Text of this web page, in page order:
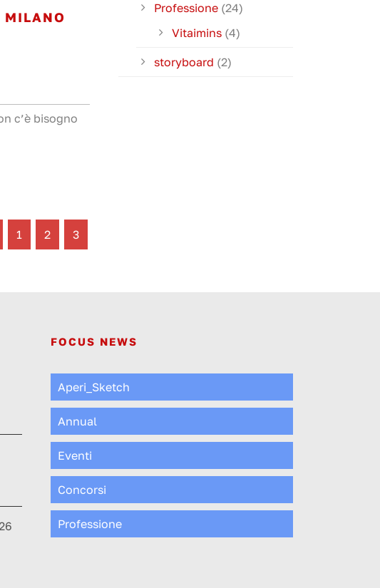
MILANO
c’è bisogno
1 2 3
Professione (24)
Vitaimins (4)
storyboard (2)
FOCUS NEWS
Aperi_Sketch
Annual
Eventi
Concorsi
Professione